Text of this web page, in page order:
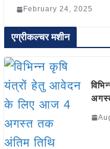
February 24, 2025
एग्रीकल्चर मशीन